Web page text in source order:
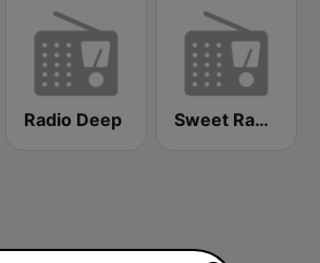
Radio Deep Sweet Radio Bulgaria